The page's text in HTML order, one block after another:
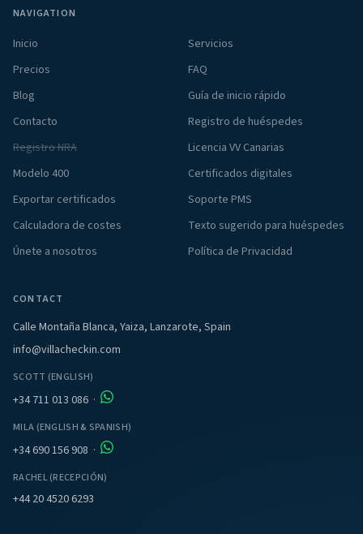
NAVIGATION
Inicio
Servicios
Precios
FAQ
Blog
Guía de inicio rápido
Contacto
Registro de huéspedes
Registro NRA
Licencia VV Canarias
Modelo 400
Certificados digitales
Exportar certificados
Soporte PMS
Calculadora de costes
Texto sugerido para huéspedes
Únete a nosotros
Política de Privacidad
CONTACT
Calle Montaña Blanca, Yaiza, Lanzarote, Spain
info@villacheckin.com
SCOTT (ENGLISH)
+34 711 013 086 ·
MILA (ENGLISH & SPANISH)
+34 690 156 908 ·
RACHEL (RECEPCIÓN)
+44 20 4520 6293